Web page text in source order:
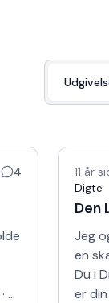
4
11 år
Digte
Den
Jeg
en
Du i
er